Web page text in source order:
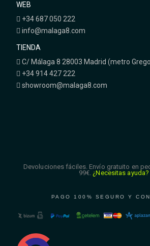
WEB
+34 687 050 222
info@malaga8.com
TIENDA
C/ Málaga 8 28003 Madrid (metro
+34 914 427 222
showroom@malaga8.com
Devoluciones fáciles. Envío gratuito en
99€. ¿Necesitas ayuda?
PAGO 100% SEGURO Y